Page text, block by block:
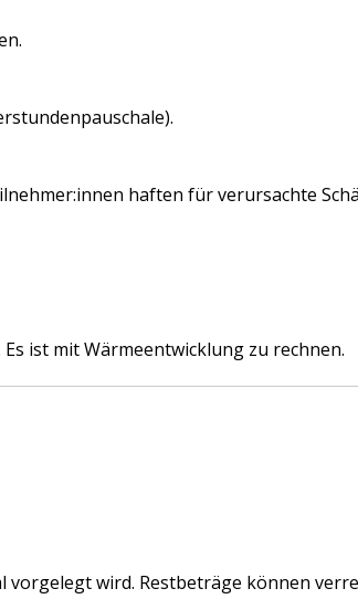
haften für verursachte
ist mit Wärmeentwicklung zu rechnen.
wird. Restbeträge können